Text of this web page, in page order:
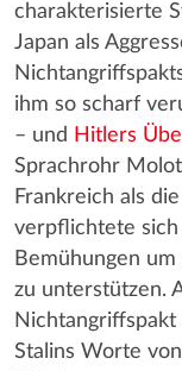
charakterisierte
Japan als
ihm so scharf
– und Hitlers
Sprachrohr
Frankreich als
verpflichtete sich
Bemühungen
zu unterstützen.
Stalins Worte